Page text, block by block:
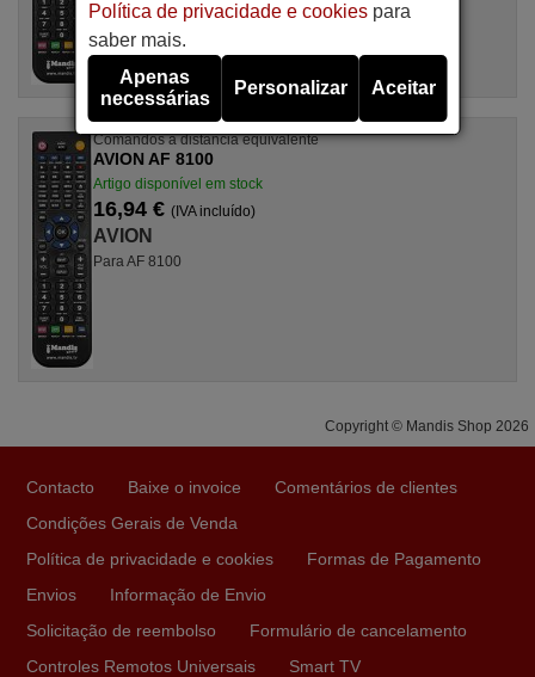
Comandos à distância equivalente
AVION AF 8100
Artigo disponível em stock
16,94 € (IVA incluído)
AVION
Para AF 8100
Copyright © Mandis Shop 2026
Contacto Baixe o invoice
Comentários de clientes
Condições Gerais de Venda
Política de privacidade e cookies
Formas de Pagamento
Envios
Informação de Envio
Solicitação de reembolso
Formulário de cancelamento
Controles Remotos Universais
Smart TV
Política de privacidade e cookiespara
saber mais.
Apenas
necessárias
Personalizar Aceitar